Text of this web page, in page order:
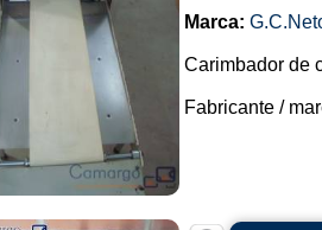
Marca:
Carimbador de
Fabricante /